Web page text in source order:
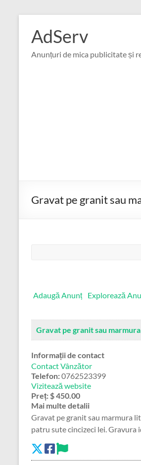
content
AdServ
Anunțuri de mica publicitate și
Gravat pe granit sau
Adaugă Anunț Explorează
Gravat pe granit sau marmura
Informații de contact
Contact Vânzător
Telefon:0762523399
Vizitează website
Preț:$ 450.00
Mai multe detalii
Gravat pe granit sau marmura
patru sute cincizeci lei.